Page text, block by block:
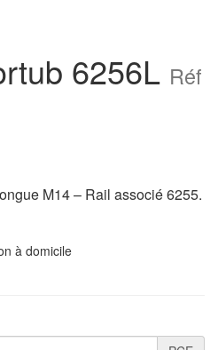
6256L Réf
M14 – Rail associé 6255.
à domicile